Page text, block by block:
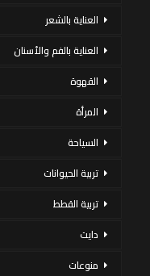
العناية بالشعر
العناية بالفم والأسنان
القهوة
المرأة
السياحة
تربية الحيوانات
تربية القطط
دايت
منوعات